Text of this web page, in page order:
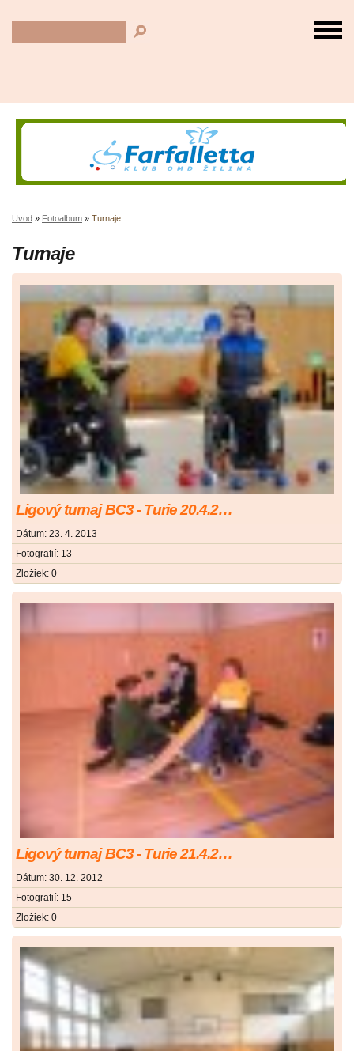
Úvod » Fotoalbum » Turnaje
Turnaje
Ligový turnaj BC3 - Turie 20.4.2013
Dátum: 23. 4. 2013
Fotografií: 13
Zložiek: 0
Ligový turnaj BC3 - Turie 21.4.2012
Dátum: 30. 12. 2012
Fotografií: 15
Zložiek: 0